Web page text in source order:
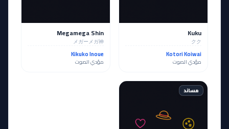
Kuku
クク
Kotori Koiwai
مؤدي الصوت
Megamega Shin
メガーメガ神
Kikuko Inoue
مؤدي الصوت
مساند